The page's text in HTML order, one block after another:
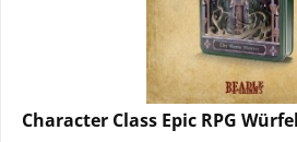
Character Class Epic RPG